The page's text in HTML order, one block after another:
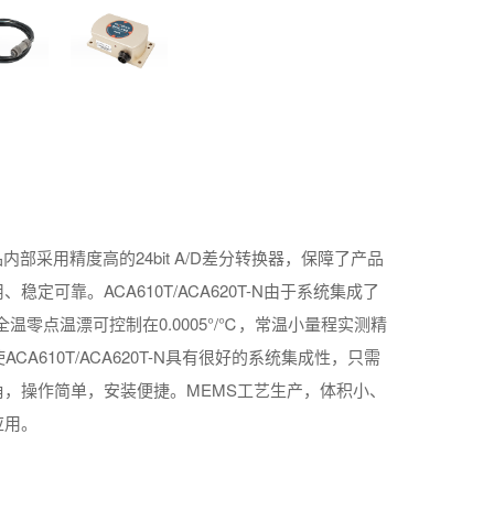
部采用精度高的24bit A/D差分转换器，保障了产品
稳定可靠。ACA610T/ACA620T-N由于系统集成了
温零点温漂可控制在0.0005°/℃，常温小量程实测精
ACA620T-N具有很好的系统集成性，只需
操作简单，安装便捷。MEMS工艺生产，体积小、
。